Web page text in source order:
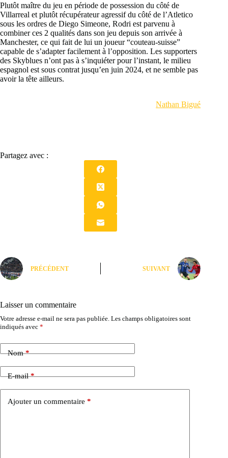
Plutôt maître du jeu en période de possession du côté de
Villarreal et plutôt récupérateur agressif du côté de l’Atletico
sous les ordres de Diego Simeone, Rodri est parvenu à
combiner ces 2 qualités dans son jeu depuis son arrivée à
Manchester, ce qui fait de lui un joueur “couteau-suisse”
capable de s’adapter facilement à l’opposition. Les supporters
des Skyblues n’ont pas à s’inquiéter pour l’instant, le milieu
espagnol est sous contrat jusqu’en juin 2024, et ne semble pas
avoir la tête ailleurs.
Nathan Bigué
Partagez avec :
PRÉCÉDENT SUIVANT
Laisser un commentaire
Votre adresse e-mail ne sera pas publiée. Les champs obligatoires sont
indiqués avec *
Nom*
E-mail*
Ajouter un commentaire *